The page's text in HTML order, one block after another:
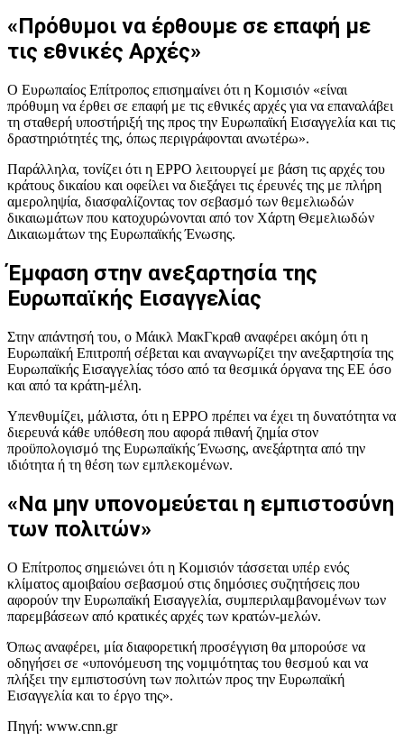
«Πρόθυμοι να έρθουμε σε επαφή με
τις εθνικές Αρχές»
Ο Ευρωπαίος Επίτροπος επισημαίνει ότι η Κομισιόν «είναι
πρόθυμη να έρθει σε επαφή με τις εθνικές αρχές για να επαναλάβει
τη σταθερή υποστήριξή της προς την Ευρωπαϊκή Εισαγγελία και τις
δραστηριότητές της, όπως περιγράφονται ανωτέρω».
Παράλληλα, τονίζει ότι η EPPO λειτουργεί με βάση τις αρχές του
κράτους δικαίου και οφείλει να διεξάγει τις έρευνές της με πλήρη
αμεροληψία, διασφαλίζοντας τον σεβασμό των θεμελιωδών
δικαιωμάτων που κατοχυρώνονται από τον Χάρτη Θεμελιωδών
Δικαιωμάτων της Ευρωπαϊκής Ένωσης.
Έμφαση στην ανεξαρτησία της
Ευρωπαϊκής Εισαγγελίας
Στην απάντησή του, ο Μάικλ ΜακΓκραθ αναφέρει ακόμη ότι η
Ευρωπαϊκή Επιτροπή σέβεται και αναγνωρίζει την ανεξαρτησία της
Ευρωπαϊκής Εισαγγελίας τόσο από τα θεσμικά όργανα της ΕΕ όσο
και από τα κράτη-μέλη.
Υπενθυμίζει, μάλιστα, ότι η EPPO πρέπει να έχει τη δυνατότητα να
διερευνά κάθε υπόθεση που αφορά πιθανή ζημία στον
προϋπολογισμό της Ευρωπαϊκής Ένωσης, ανεξάρτητα από την
ιδιότητα ή τη θέση των εμπλεκομένων.
«Να μην υπονομεύεται η εμπιστοσύνη
των πολιτών»
Ο Επίτροπος σημειώνει ότι η Κομισιόν τάσσεται υπέρ ενός
κλίματος αμοιβαίου σεβασμού στις δημόσιες συζητήσεις που
αφορούν την Ευρωπαϊκή Εισαγγελία, συμπεριλαμβανομένων των
παρεμβάσεων από κρατικές αρχές των κρατών-μελών.
Όπως αναφέρει, μία διαφορετική προσέγγιση θα μπορούσε να
οδηγήσει σε «υπονόμευση της νομιμότητας του θεσμού και να
πλήξει την εμπιστοσύνη των πολιτών προς την Ευρωπαϊκή
Εισαγγελία και το έργο της».
Πηγή: www.cnn.gr